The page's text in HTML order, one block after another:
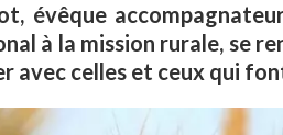
évêque
à la mission rurale, se
avec celles et ceux qui